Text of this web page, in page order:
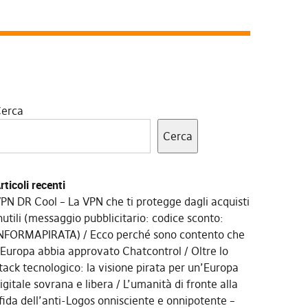
Cerca
recenti
DR Cool – La VPN che ti protegge dagli acquisti
(messaggio pubblicitario: codice sconto:
Ecco perché sono contento che
abbia approvato Chatcontrol
Oltre lo
tecnologico: la visione pirata per un’Europa
sovrana e libera
L’umanità di fronte alla
dell’anti-Logos onnisciente e onnipotente –